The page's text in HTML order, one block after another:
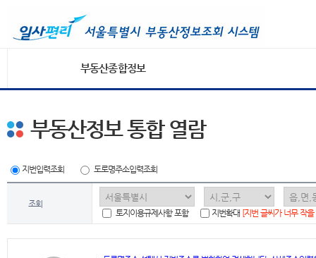
부동산종합정보
부동산정보 통합 열람
지번입력조회 도로명주소입력조회
조회
토지이용규제사항 포함
지번확대 [지번 글씨가 너무 작